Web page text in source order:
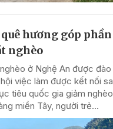
hương góp
nghèo
ở Nghệ An được
việc làm được kết nối
tiêu quốc gia giảm
miền Tây, người trẻ...